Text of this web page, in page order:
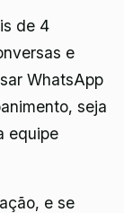
de 4
e
WhatsApp
seja
equipe
e se